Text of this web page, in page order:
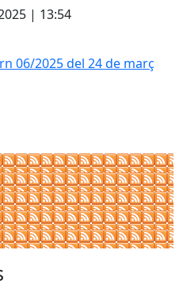
| 13:54
06/2025 del 24 de març